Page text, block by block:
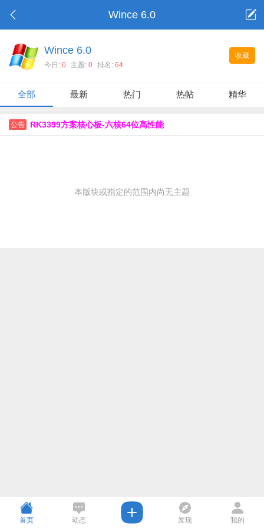
Wince 6.0
收藏
Wince 6.0
今日: 0 主题: 0 排名: 64
全部 最新 热门 热帖 精华
公告 RK3399方案核心板-六核64位高性能
本版块或指定的范围内尚无主题
首页 动态 发现 我的